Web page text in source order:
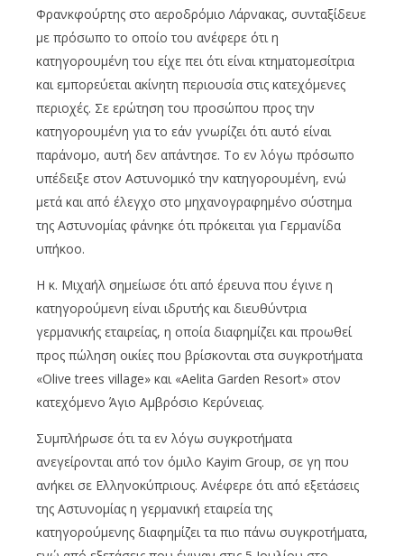
Φρανκφούρτης στο αεροδρόμιο Λάρνακας, συνταξίδευε
με πρόσωπο το οποίο του ανέφερε ότι η
κατηγορουμένη του είχε πει ότι είναι κτηματομεσίτρια
και εμπορεύεται ακίνητη περιουσία στις κατεχόμενες
περιοχές. Σε ερώτηση του προσώπου προς την
κατηγορουμένη για το εάν γνωρίζει ότι αυτό είναι
παράνομο, αυτή δεν απάντησε. Το εν λόγω πρόσωπο
υπέδειξε στον Αστυνομικό την κατηγορουμένη, ενώ
μετά και από έλεγχο στο μηχανογραφημένο σύστημα
της Αστυνομίας φάνηκε ότι πρόκειται για Γερμανίδα
υπήκοο.
Η κ. Μιχαήλ σημείωσε ότι από έρευνα που έγινε η
κατηγορούμενη είναι ιδρυτής και διευθύντρια
γερμανικής εταιρείας, η οποία διαφημίζει και προωθεί
προς πώληση οικίες που βρίσκονται στα συγκροτήματα
«Olive trees village» και «Aelita Garden Resort» στον
κατεχόμενο Άγιο Αμβρόσιο Κερύνειας.
Συμπλήρωσε ότι τα εν λόγω συγκροτήματα
ανεγείρονται από τον όμιλο Kayim Group, σε γη που
ανήκει σε Ελληνοκύπριους. Ανέφερε ότι από εξετάσεις
της Αστυνομίας η γερμανική εταιρεία της
κατηγορούμενης διαφημίζει τα πιο πάνω συγκροτήματα,